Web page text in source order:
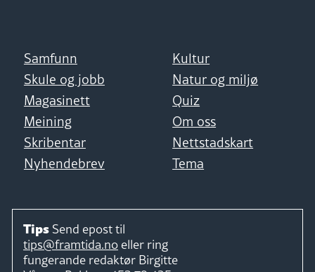
Samfunn
Kultur
Skule og jobb
Natur og miljø
Magasinett
Quiz
Meining
Om oss
Skribentar
Nettstadskart
Nyhendebrev
Tema
Tips Send epost til
tips@framtida.no eller ring
fungerande redaktør Birgitte